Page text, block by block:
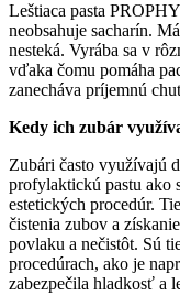
Leštiaca pasta
neobsahuje sacharín.
nesteká. Vyrába sa v
vďaka čomu pomáha
zanecháva príjemnú
Kedy ich zubár
Zubári často využívajú
profylaktickú pastu ako
estetických procedúr.
čistenia zubov a
povlaku a nečistôt. Sú
procedúrach, ako je
zabezpečila hladkosť a